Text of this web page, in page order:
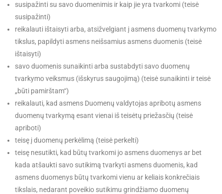
susipažinti su savo duomenimis ir kaip jie yra tvarkomi (teisė
susipažinti)
reikalauti ištaisyti arba, atsižvelgiant į asmens duomenų tvarkymo
tikslus, papildyti asmens neišsamius asmens duomenis (teisė
ištaisyti)
savo duomenis sunaikinti arba sustabdyti savo duomenų
tvarkymo veiksmus (išskyrus saugojimą) (teisė sunaikinti ir teisė
„būti pamirštam“)
reikalauti, kad asmens Duomenų valdytojas apribotų asmens
duomenų tvarkymą esant vienai iš teisėtų priežasčių (teisė
apriboti)
teisę į duomenų perkėlimą (teisė perkelti)
teisę nesutikti, kad būtų tvarkomi jo asmens duomenys ar bet
kada atšaukti savo sutikimą tvarkyti asmens duomenis, kad
asmens duomenys būtų tvarkomi vienu ar keliais konkrečiais
tikslais, nedarant poveikio sutikimu grindžiamo duomenų